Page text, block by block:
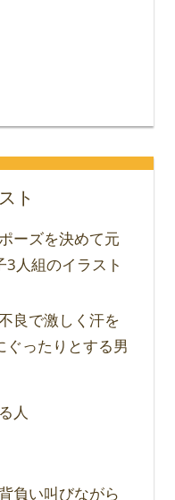
ト
ーズを決めて元
人組のイラスト
良で激しく汗を
ぐったりとする男
人
負い叫びながら